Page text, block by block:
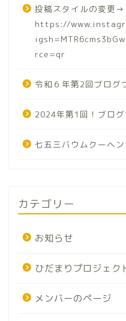
投稿スタイルの変更→
https://
rce=qr
令和６年第2回ブログ
2024年第1回！ブログ
七五三バウムクーヘン
カテゴリー
お知らせ
ひだまりプロジェク
メンバーのページ